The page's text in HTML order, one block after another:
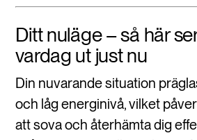
Ditt nuläge – så här
vardag ut just nu
Din nuvarande situation
och låg energinivå, vilket
att sova och återhämta dig